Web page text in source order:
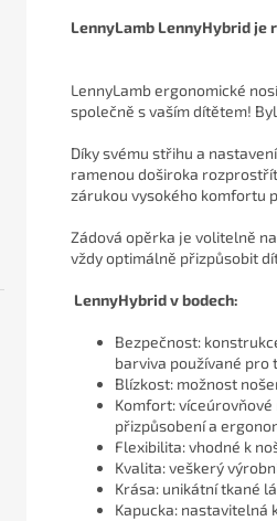
LennyLamb LennyHybrid je
LennyLamb ergonomické
společně s vaším dítětem!
Díky svému střihu a
ramenou doširoka
zárukou vysokého komfortu
Zádová opěrka je volitelně
vždy optimálně přizpůsobit
LennyHybrid v bodech:
Bezpečnost:
barviva používané pro
Blízkost: možnost
Komfort:
přizpůsobení a
Flexibilita: vhodné k
Kvalita: veškerý
Krása: unikátní tkané
Kapucka: nastavitelná